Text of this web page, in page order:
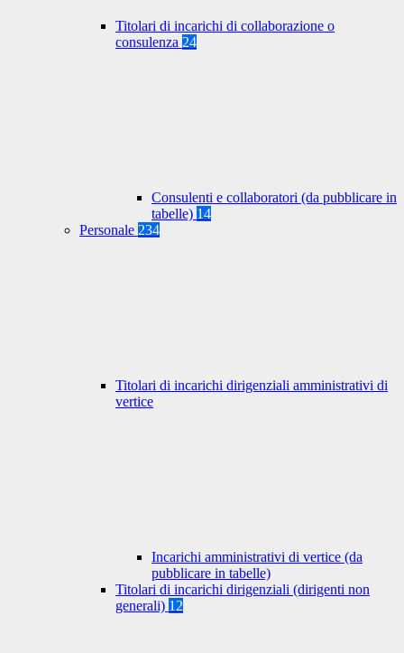
Titolari di incarichi di collaborazione o
consulenza 24
Consulenti e collaboratori (da pubblicare in
tabelle) 14
Personale 234
Titolari di incarichi dirigenziali amministrativi di
vertice
Incarichi amministrativi di vertice (da
pubblicare in tabelle)
Titolari di incarichi dirigenziali (dirigenti non
generali) 12